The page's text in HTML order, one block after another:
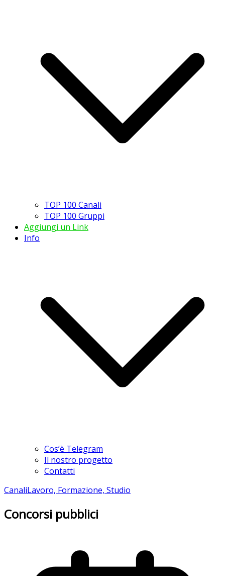
TOP 100 Canali
TOP 100 Gruppi
Aggiungi un Link
Info
Cos’è Telegram
Il nostro progetto
Contatti
CanaliLavoro, Formazione, Studio
Concorsi pubblici